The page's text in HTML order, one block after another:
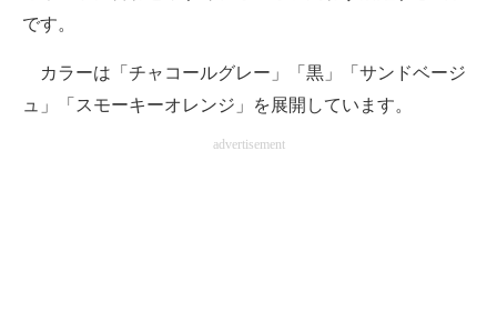
です。
カラーは「チャコールグレー」「黒」「サンドベージ
ュ」「スモーキーオレンジ」を展開しています。
advertisement